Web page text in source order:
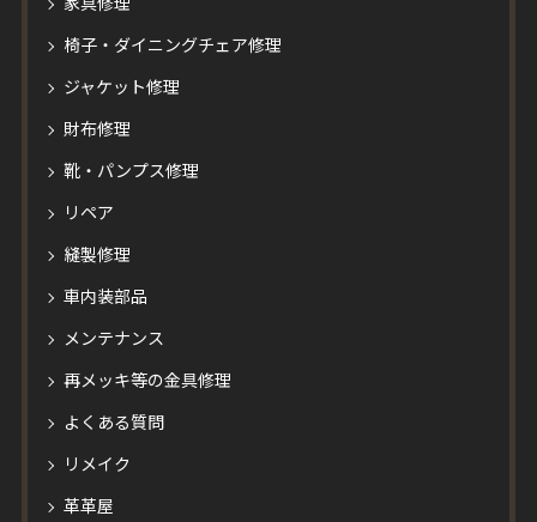
椅子・ダイニングチェア修理
ジャケット修理
財布修理
靴・パンプス修理
リペア
縫製修理
車内装部品
メンテナンス
再メッキ等の金具修理
よくある質問
リメイク
革革屋